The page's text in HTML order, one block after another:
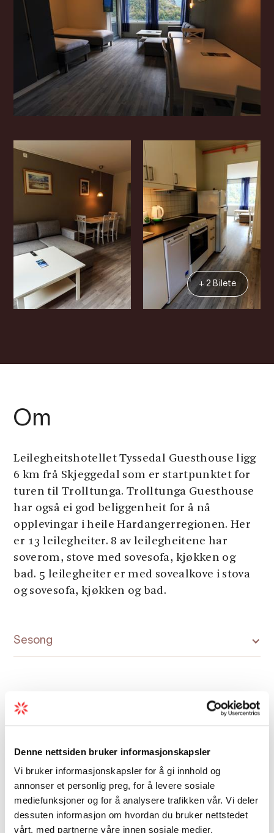
Denne nettsiden bruker informasjonskapsler
Vi bruker informasjonskapsler for å gi innhold og
annonser et personlig preg, for å levere sosiale
mediefunksjoner og for å analysere trafikken vår. Vi deler
dessuten informasjon om hvordan du bruker nettstedet
vårt, med partnerne våre innen sosiale medier,
+ 2 Bilete
Om
Leilegheitshotellet Tyssedal Guesthouse ligg
6 km frå Skjeggedal som er startpunktet for
turen til Trolltunga. Trolltunga Guesthouse
har også ei god beliggenheit for å nå
opplevingar i heile Hardangerregionen. Her
er 13 leilegheiter. 8 av leilegheitene har
soverom, stove med sovesofa, kjøkken og
bad. 5 leilegheiter er med sovealkove i stova
og sovesofa, kjøkken og bad.
Sesong
Kart